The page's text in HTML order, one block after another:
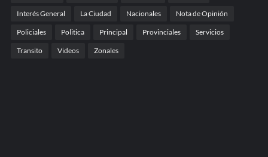
Interés General La Ciudad Nacionales Nota de Opinión
Policiales Politica Principal Provinciales Servicios
Transito Videos Zonales